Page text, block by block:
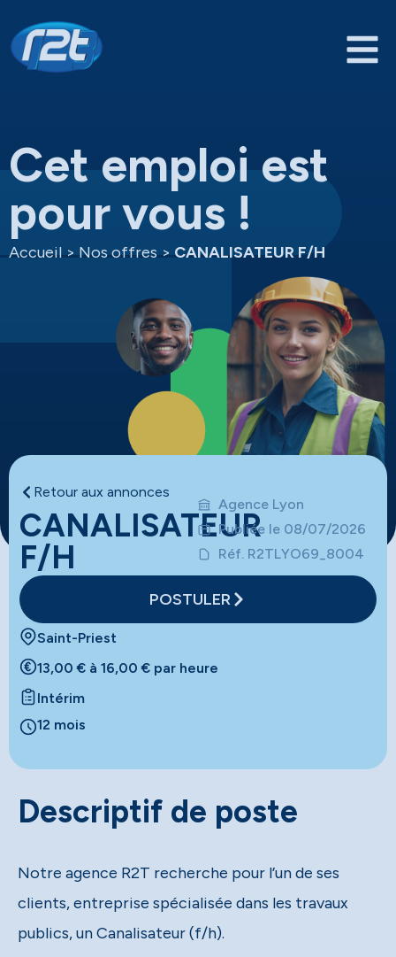
Cet emploi est
pour vous !
Accueil > Nos offres > CANALISATEUR F/H
Retour aux annonces
CANALISATEUR
F/H
Agence Lyon
Publiée le 08/07/2026
Réf. R2TLYO69_8004
POSTULER
Saint-Priest
13,00 € à 16,00 € par heure
Intérim
12 mois
Descriptif de poste
Notre agence R2T recherche pour l’un de ses
clients, entreprise spécialisée dans les travaux
publics, un Canalisateur (f/h).